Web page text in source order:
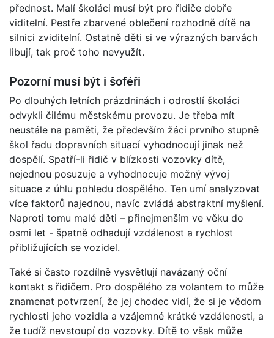
přednost. Malí školáci musí být pro řidiče dobře
viditelní. Pestře zbarvené oblečení rozhodně dítě na
silnici zviditelní. Ostatně děti si ve výrazných barvách
libují, tak proč toho nevyužít.
Pozorní musí být i šoféři
Po dlouhých letních prázdninách i odrostlí školáci
odvykli čilému městskému provozu. Je třeba mít
neustále na paměti, že především žáci prvního stupně
škol řadu dopravních situací vyhodnocují jinak než
dospělí. Spatří-li řidič v blízkosti vozovky dítě,
nejednou posuzuje a vyhodnocuje možný vývoj
situace z úhlu pohledu dospělého. Ten umí analyzovat
více faktorů najednou, navíc zvládá abstraktní myšlení.
Naproti tomu malé děti – přinejmenším ve věku do
osmi let - špatně odhadují vzdálenost a rychlost
přibližujících se vozidel.
Také si často rozdílně vysvětlují navázaný oční
kontakt s řidičem. Pro dospělého za volantem to může
znamenat potvrzení, že jej chodec vidí, že si je vědom
rychlosti jeho vozidla a vzájemné krátké vzdálenosti, a
že tudíž nevstoupí do vozovky. Dítě to však může